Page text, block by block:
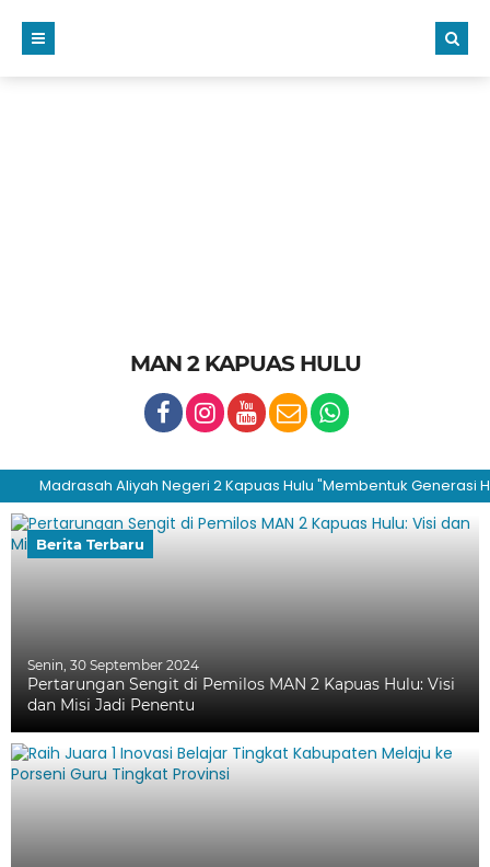
MAN 2 KAPUAS HULU
Madrasah Aliyah Negeri 2 Kapuas Hulu "Membentuk Generasi
Berita Terbaru
Senin, 30 September 2024
Pertarungan Sengit di Pemilos MAN 2 Kapuas Hulu: Visi
dan Misi Jadi Penentu